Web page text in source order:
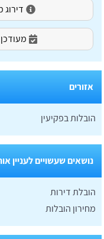
דירוג ממוצע
מעודכן
אזורים
הובלות בפקיעין
נושאים שעשויים לעניין
הובלת דירות
מחירון הובלות